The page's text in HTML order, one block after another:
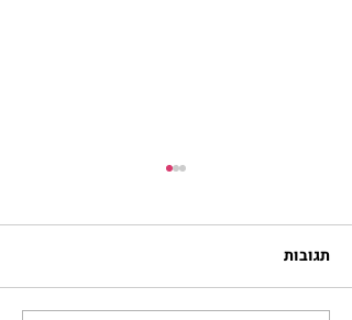
תגובות